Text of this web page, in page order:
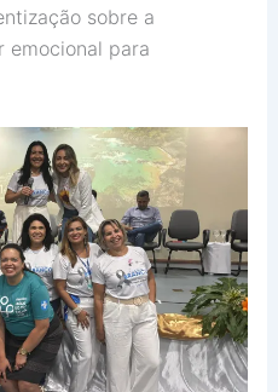
sobre a
emocional para